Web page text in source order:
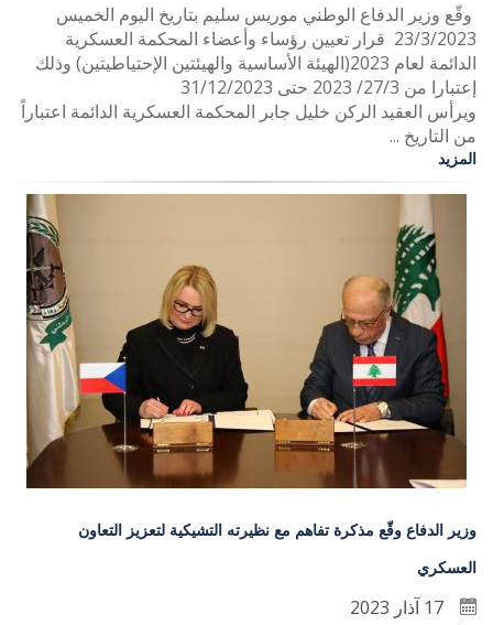
وقّع وزير الدفاع الوطني موريس سليم بتاريخ اليوم الخميس
23/3/2023 قرار تعيين رؤساء وأعضاء المحكمة العسكرية
الدائمة لعام 2023(الهيئة الأساسية والهيئتين الإحتياطيتين) وذلك
إعتبارا من 27/3/ 2023 حتى 31/12/2023
ويرأس العقيد الركن خليل جابر المحكمة العسكرية الدائمة اعتباراً
من التاريخ ...
المزيد
وزير الدفاع وقّع مذكرة تفاهم مع نظيرته التشيكية لتعزيز التعاون
العسكري